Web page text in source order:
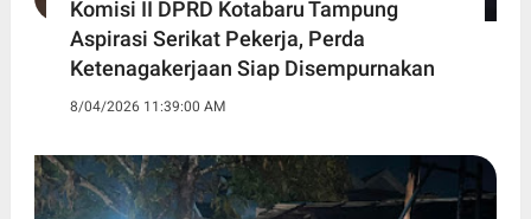
Komisi II DPRD Kotabaru Tampung
Aspirasi Serikat Pekerja, Perda
Ketenagakerjaan Siap Disempurnakan
8/04/2026 11:39:00 AM